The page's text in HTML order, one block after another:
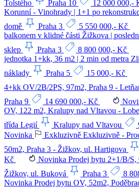
Tolstého
Praha 10 12 000 000,-
Korunní - Vinohrady | 1+1 po
domě
Praha 3 5 550 000,- Kč
balkonem v klidné části Žižkova |
sklep
Praha 3 8 800 000,- Kč
jednotka 1+kk, 36 m2 | 2 min od metra
náklady
Praha 5 15 000,- Kč
4+kk OV/2B/2PS, 97m2, Praha 9 -
Praha 9
14 690 000,- Kč
OV, 122 m2, Kralupy nad Vltavou -
třída Legií
Kralupy nad Vltavou
Novinka
Exkluzivně Exkluzivně -
50m2, Praha 3 - Žižkov, ul. Hartigova
Kč
Novinka Prodej bytu 2+1/B/S,
Žižkov, ul. Buková
Praha 3
8
Novinka Prodej bytu OV, 52m2,